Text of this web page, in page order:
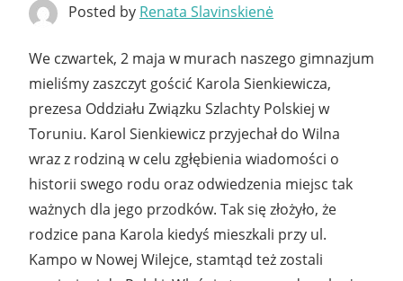
Posted by Renata Slavinskienė
We czwartek, 2 maja w murach naszego gimnazjum
mieliśmy zaszczyt gościć Karola Sienkiewicza,
prezesa Oddziału Związku Szlachty Polskiej w
Toruniu. Karol Sienkiewicz przyjechał do Wilna
wraz z rodziną w celu zgłębienia wiadomości o
historii swego rodu oraz odwiedzenia miejsc tak
ważnych dla jego przodków. Tak się złożyło, że
rodzice pana Karola kiedyś mieszkali przy ul.
Kampo w Nowej Wilejce, stamtąd też zostali